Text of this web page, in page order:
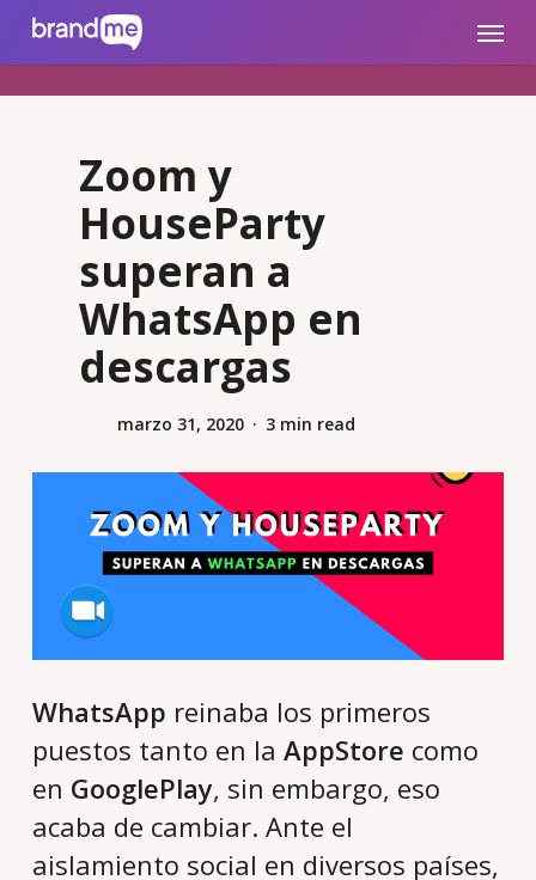
brandme.la Menu
Zoom y
HouseParty
superan a
WhatsApp en
descargas
marzo 31, 2020 3 min read
WhatsApp reinaba los primeros
puestos tanto en la AppStore como
en GooglePlay, sin embargo, eso
acaba de cambiar. Ante el
aislamiento social en diversos países,